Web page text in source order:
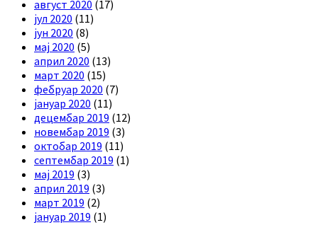
август 2020 (17)
јул 2020 (11)
јун 2020 (8)
мај 2020 (5)
април 2020 (13)
март 2020 (15)
фебруар 2020 (7)
јануар 2020 (11)
децембар 2019 (12)
новембар 2019 (3)
октобар 2019 (11)
септембар 2019 (1)
мај 2019 (3)
април 2019 (3)
март 2019 (2)
јануар 2019 (1)